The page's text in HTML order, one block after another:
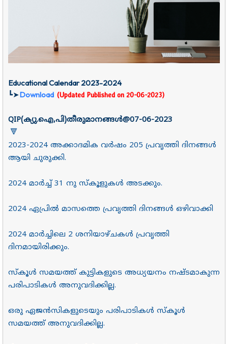
Educational Calendar 2023-2024
┗➤Download (Updated Published on 20-06-2023)
QIP(ക്യു.ഐ,പി)തീരുമാനങ്ങൾ@07-06-2023
🔻
2023-2024 അക്കാദമിക വർഷം 205 പ്രവൃത്തി ദിനങ്ങൾ
ആയി ചുരുക്കി.
2024 മാർച്ച് 31 നു സ്കൂളുകൾ അടക്കും.
2024 ഏപ്രിൽ മാസത്തെ പ്രവൃത്തി ദിനങ്ങൾ ഒഴിവാക്കി
2024 മാർച്ചിലെ 2 ശനിയാഴ്ചകൾ പ്രവൃത്തി
ദിനമായിരിക്കും.
സ്കൂൾ സമയത്ത് കുട്ടികളുടെ അധ്യയനം നഷ്ടമാകുന്ന
പരിപാടികൾ അനുവദിക്കില്ല.
ഒരു ഏജൻസികളുടെയും പരിപാടികൾ സ്കൂൾ
സമയത്ത് അനുവദിക്കില്ല.